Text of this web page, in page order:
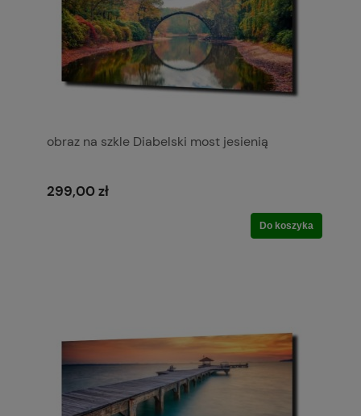
obraz na szkle Diabelski most jesienią
299,00 zł
Do koszyka